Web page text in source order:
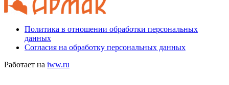
Политика в отношении обработки персональных
данных
Согласия на обработку персональных данных
Работает на iww.ru